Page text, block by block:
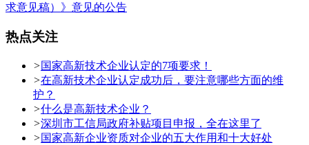
求意见稿）》意见的公告
热点关注
>国家高新技术企业认定的7项要求！
>在高新技术企业认定成功后，要注意哪些方面的维
护？
>什么是高新技术企业？
>深圳市工信局政府补贴项目申报，全在这里了
>国家高新企业资质对企业的五大作用和十大好处